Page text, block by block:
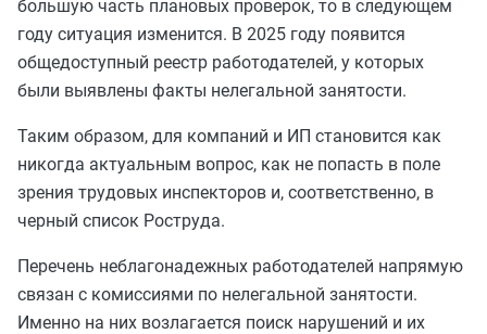
большую часть плановых проверок, то в следующем
году ситуация изменится. В 2025 году появится
общедоступный реестр работодателей, у которых
были выявлены факты нелегальной занятости.
Таким образом, для компаний и ИП становится как
никогда актуальным вопрос, как не попасть в поле
зрения трудовых инспекторов и, соответственно, в
черный список Роструда.
Перечень неблагонадежных работодателей напрямую
связан с комиссиями по нелегальной занятости.
Именно на них возлагается поиск нарушений и их